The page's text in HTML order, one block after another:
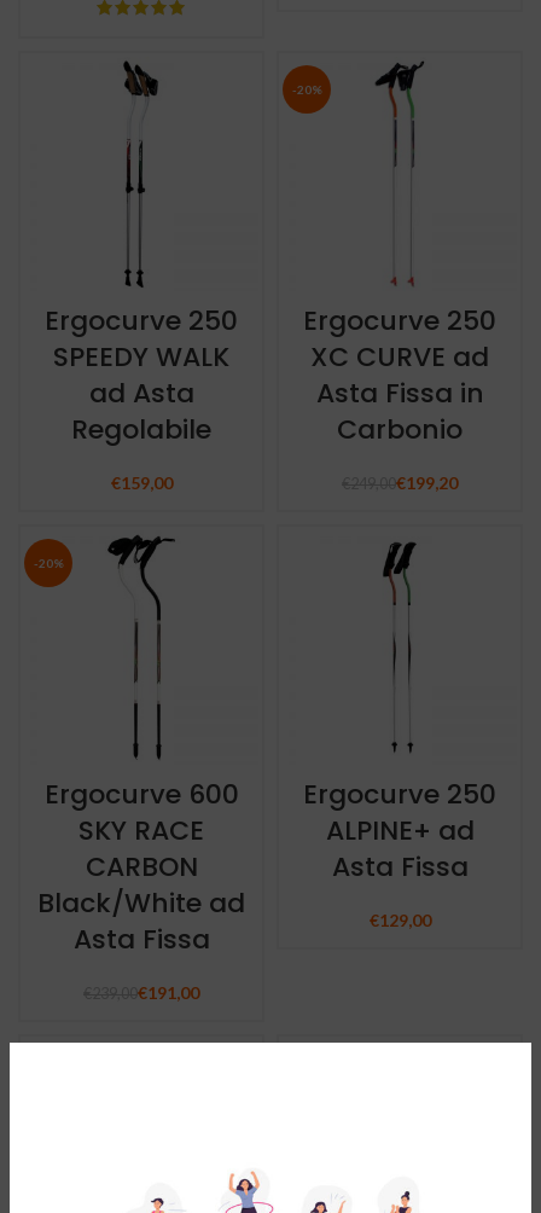
Ergocurve 250
SPEEDY WALK
ad Asta
Regolabile
€159,00
-20%
Ergocurve 250
XC CURVE ad
Asta Fissa in
Carbonio
€199,20
-20%
Ergocurve 600
SKY RACE
CARBON
Black/White ad
Asta Fissa
€191,00
Ergocurve 250
ALPINE+ ad
Asta Fissa
€129,00